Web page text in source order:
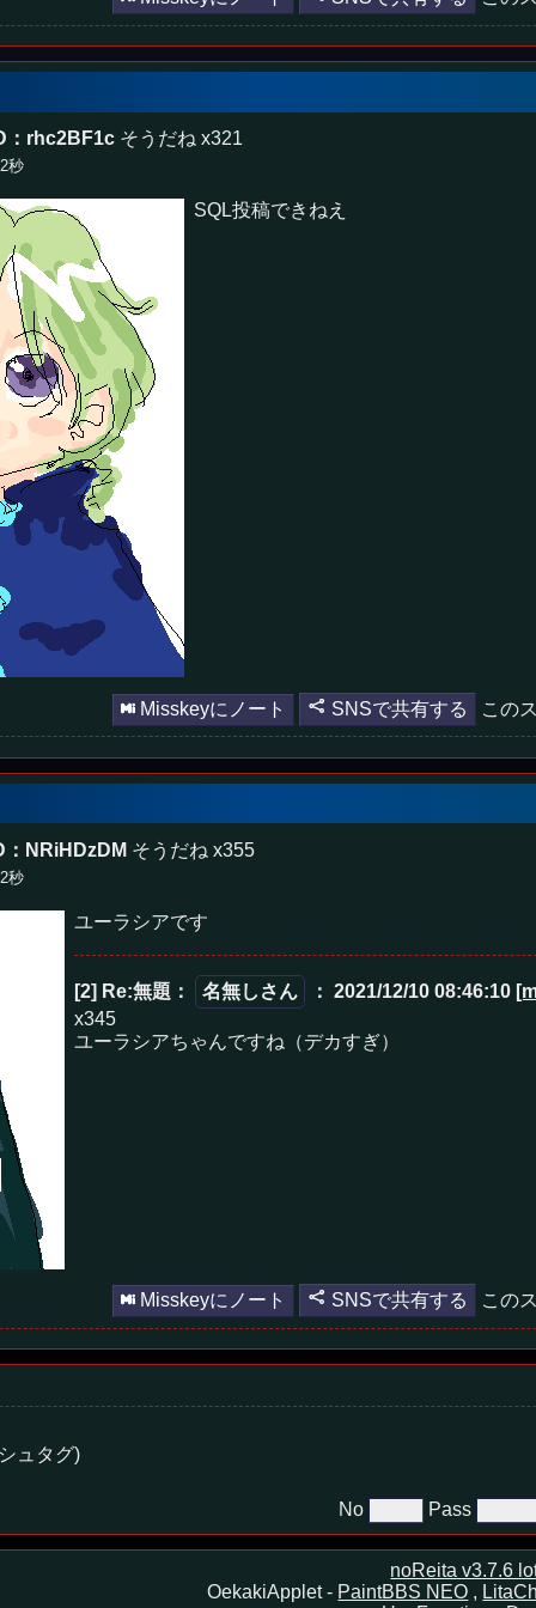
：rhc2BF1c そうだね x321
秒
SQL投稿できねえ
Misskeyにノート SNSで共有する この
：NRiHDzDM そうだね x355
秒
ユーラシアです
[2] Re:無題 ： 名無しさん ： 2021/12/10 08:46:10
x345
ユーラシアちゃんですね（デカすぎ）
Misskeyにノート SNSで共有する この
ュタグ)
No Pass
noReita v3.7.6
OekakiApplet - PaintBBS NEO ,